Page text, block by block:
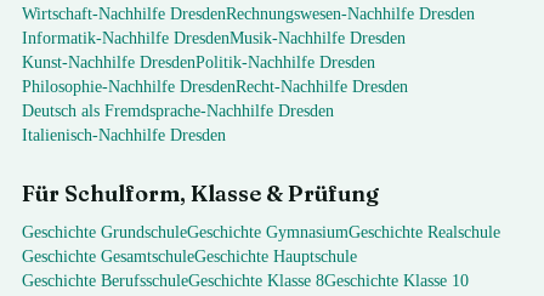
Wirtschaft-NachhilfeDresdenRechnungswesen-NachhilfeDresden
Informatik-NachhilfeDresdenMusik-NachhilfeDresden
Kunst-NachhilfeDresdenPolitik-NachhilfeDresden
Philosophie-NachhilfeDresdenRecht-NachhilfeDresden
Deutsch als Fremdsprache-NachhilfeDresden
Italienisch-NachhilfeDresden
Für Schulform, Klasse & Prüfung
Geschichte GrundschuleGeschichte GymnasiumGeschichte Realschule
Geschichte GesamtschuleGeschichte Hauptschule
Geschichte BerufsschuleGeschichte Klasse 8Geschichte Klasse 10